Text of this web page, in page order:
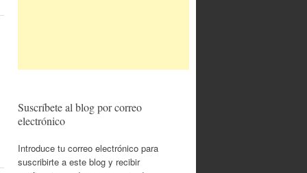
Suscríbete al blog por correo
electrónico
Introduce tu correo electrónico para
suscribirte a este blog y recibir